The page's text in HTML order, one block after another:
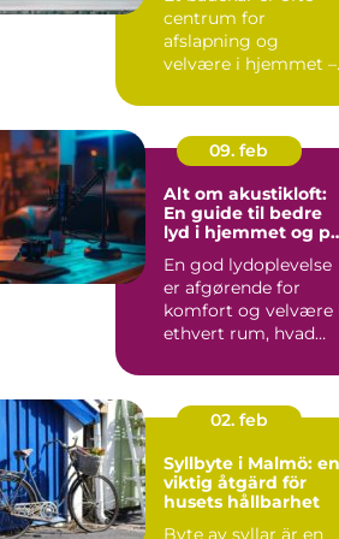
centrum for
afslapning og
velvære i hjemmet –
overf...
09. feb
Alt om akustikloft:
En guide til bedre
lyd i hjemmet og
En god lydoplevelse
er afgørende for
komfort og velvære
ethvert rum, hvad
02. feb
Syllbyte i Malmö: en
viktig åtgärd för
husets hållbarhet
Byte av syllar är en